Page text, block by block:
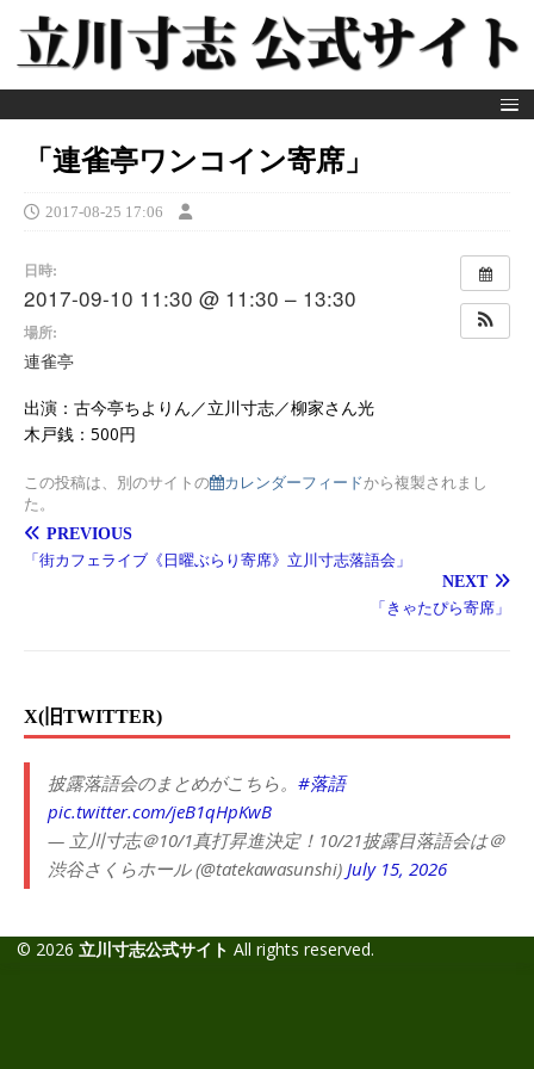
「連雀亭ワンコイン寄席」
2017-08-25 17:06
日時:
2017-09-10 11:30 @ 11:30 – 13:30
場所:
連雀亭
出演：古今亭ちよりん／立川寸志／柳家さん光
木戸銭：500円
この投稿は、別のサイトの カレンダーフィードから複製されまし
た。
PREVIOUS
「街カフェライブ《日曜ぶらり寄席》立川寸志落語会」
NEXT
「きゃたぴら寄席」
X(旧TWITTER)
披露落語会のまとめがこちら。 #落語
pic.twitter.com/jeB1qHpKwB
— 立川寸志＠10/1真打昇進決定！10/21披露目落語会は＠
渋谷さくらホール (@tatekawasunshi) July 15, 2026
© 2026 立川寸志公式サイト All rights reserved.